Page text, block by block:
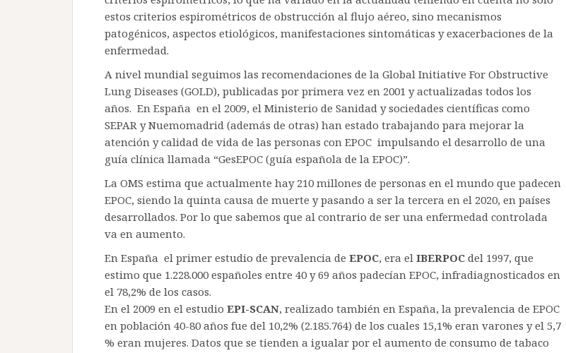
estos criterios espirométricos de obstrucción al flujo aéreo, sino mecanismos
patogénicos, aspectos etiológicos, manifestaciones sintomáticas y exacerbaciones de la
enfermedad.
A nivel mundial seguimos las recomendaciones de la Global Initiative For Obstructive
Lung Diseases (GOLD), publicadas por primera vez en 2001 y actualizadas todos los
años. En España en el 2009, el Ministerio de Sanidad y sociedades científicas como
SEPAR y Nuemomadrid (además de otras) han estado trabajando para mejorar la
atención y calidad de vida de las personas con EPOC impulsando el desarrollo de una
guía clínica llamada “GesEPOC (guía española de la EPOC)”.
La OMS estima que actualmente hay 210 millones de personas en el mundo que padecen
EPOC, siendo la quinta causa de muerte y pasando a ser la tercera en el 2020, en países
desarrollados. Por lo que sabemos que al contrario de ser una enfermedad controlada
va en aumento.
En España el primer estudio de prevalencia de EPOC, era el IBERPOC del 1997, que
estimo que 1.228.000 españoles entre 40 y 69 años padecían EPOC, infradiagnosticados en
el 78,2% de los casos.
En el 2009 en el estudio EPI-SCAN, realizado también en España, la prevalencia de EPOC
en población 40-80 años fue del 10,2% (2.185.764) de los cuales 15,1% eran varones y el 5,7
% eran mujeres. Datos que se tienden a igualar por el aumento de consumo de tabaco